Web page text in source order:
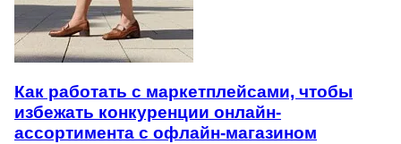
Как работать с маркетплейсами, чтобы
избежать конкуренции онлайн-
ассортимента с офлайн-магазином